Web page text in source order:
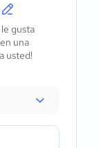
gusta
una
usted!